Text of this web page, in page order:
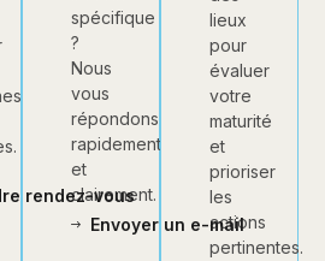
rendez-vous
spécifique
?
Nous
vous
répondons
rapidement
et
clairement.
Envoyer un e-mail
lieux
pour
évaluer
votre
maturité
et
prioriser
les
actions
pertinentes.